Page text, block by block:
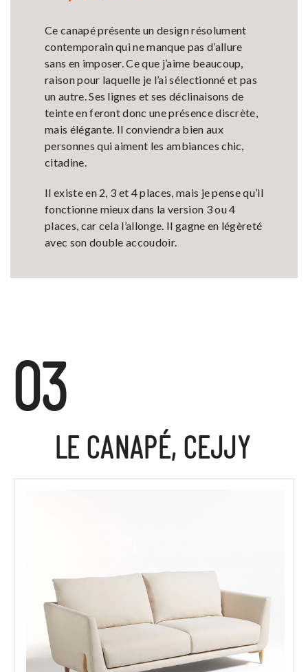
Ce canapé présente un design résolument
contemporain qui ne manque pas d’allure
sans en imposer. Ce que j’aime beaucoup,
raison pour laquelle je l’ai sélectionné et pas
un autre. Ses lignes et ses déclinaisons de
teinte en feront donc une présence discrète,
mais élégante. Il conviendra bien aux
personnes qui aiment les ambiances chic,
citadine.
Il existe en 2, 3 et 4 places, mais je pense qu’il
fonctionne mieux dans la version 3 ou 4
places, car cela l’allonge. Il gagne en légèreté
avec son double accoudoir.
03
LE CANAPÉ, CEJJY